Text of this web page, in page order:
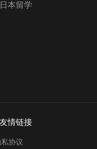
日本留学
友情链接
私协议